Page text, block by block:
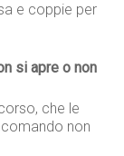
e coppie per
si apre o non
che le
non